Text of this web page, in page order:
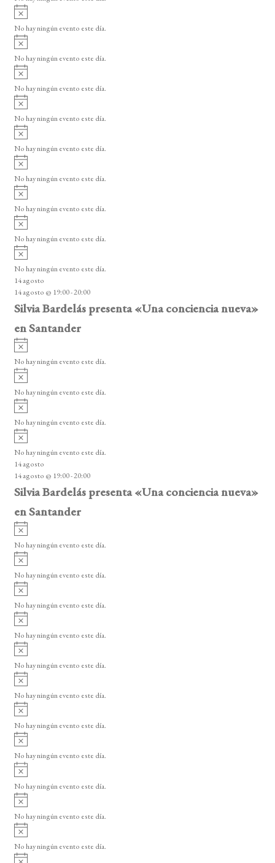
E
v
e
n
t
o
s
i
o
A
v
i
o
No hay ningún evento este día.
A
v
i
o
No hay ningún evento este día.
A
v
i
o
No hay ningún evento este día.
A
v
i
o
No hay ningún evento este día.
A
v
i
o
No hay ningún evento este día.
A
v
i
o
No hay ningún evento este día.
A
v
i
o
No hay ningún evento este día.
A
v
i
o
No hay ningún evento este día.
A
v
i
s
o
No hay ningún evento este día.
14 agosto
14 agosto @ 19:00-20:00
Silvia Bardelás presenta «Una conciencia nueva»
en Santander
A
v
i
o
No hay ningún evento este día.
A
v
i
o
No hay ningún evento este día.
A
v
i
o
No hay ningún evento este día.
A
v
i
s
o
No hay ningún evento este día.
14 agosto
14 agosto @ 19:00-20:00
Silvia Bardelás presenta «Una conciencia nueva»
en Santander
A
v
i
o
No hay ningún evento este día.
A
v
i
o
No hay ningún evento este día.
A
v
i
o
No hay ningún evento este día.
A
v
i
o
No hay ningún evento este día.
A
v
i
o
No hay ningún evento este día.
A
v
i
o
No hay ningún evento este día.
A
v
i
o
No hay ningún evento este día.
A
v
i
o
No hay ningún evento este día.
A
v
i
o
No hay ningún evento este día.
A
v
i
o
No hay ningún evento este día.
A
v
i
No hay ningún evento este día.
A